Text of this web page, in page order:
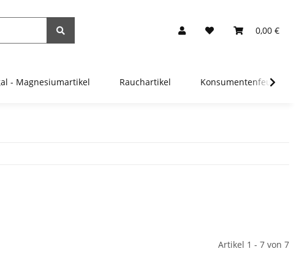
0,00 €
- Magnesiumartikel Rauchartikel Konsumentenfeuerwerk
Artikel 1 - 7 von 7